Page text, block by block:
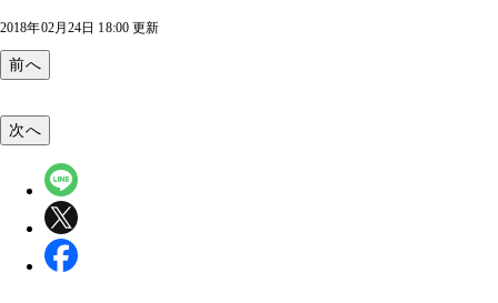
2018年02月24日 18:00 更新
前へ
次へ